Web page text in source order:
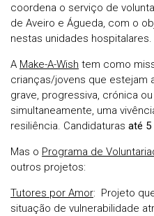
coordena o serviço de
de Aveiro e Águeda, com o
nestas unidades hospitalares.
A Make-A-Wish tem como
crianças/jovens que estejam
grave, progressiva, crónica
simultaneamente, uma
resiliência. Candidaturas até 5
Mas o Programa de
outros projetos:
Tutores por Amor: Projeto
situação de vulnerabilidade